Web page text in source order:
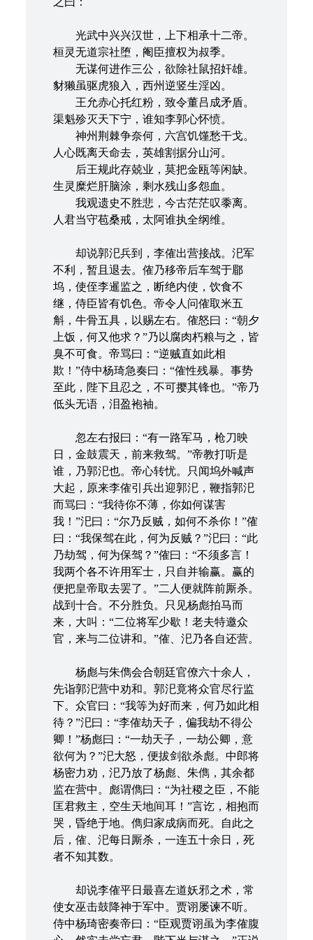
光武中兴兴汉世，上下相承十二帝。
桓灵无道宗社堕，阉臣擅权为叔季。
无谋何进作三公，欲除社鼠招奸雄。
豺獭虽驱虎狼入，西州逆竖生淫凶。
王允赤心托红粉，致令董吕成矛盾。
渠魁殄灭天下宁，谁知李郭心怀愤。
神州荆棘争奈何，六宫饥馑愁干戈。
人心既离天命去，英雄割据分山河。
后王规此存兢业，莫把金瓯等闲缺。
生灵糜烂肝脑涂，剩水残山多怨血。
我观遗史不胜悲，今古茫茫叹黍离。
人君当守苞桑戒，太阿谁执全纲维。
却说郭汜兵到，李傕出营接战。汜军
不利，暂且退去。傕乃移帝后车驾于郿
坞，使侄李暹监之，断绝内使，饮食不
继，侍臣皆有饥色。帝令人问傕取米五
斛，牛骨五具，以赐左右。傕怒曰：“朝夕
上饭，何又他求？”乃以腐肉朽粮与之，皆
臭不可食。帝骂曰：“逆贼直如此相
欺！”侍中杨琦急奏曰：“傕性残暴。事势
至此，陛下且忍之，不可撄其锋也。”帝乃
低头无语，泪盈袍袖。
忽左右报曰：“有一路军马，枪刀映
日，金鼓震天，前来救驾。”帝教打听是
谁，乃郭汜也。帝心转忧。只闻坞外喊声
大起，原来李傕引兵出迎郭汜，鞭指郭汜
而骂曰：“我待你不薄，你如何谋害
我！”汜曰：“尔乃反贼，如何不杀你！”傕
曰：“我保驾在此，何为反贼？”汜曰：“此
乃劫驾，何为保驾？”傕曰：“不须多言！
我两个各不许用军士，只自并输赢。赢的
便把皇帝取去罢了。”二人便就阵前厮杀。
战到十合。不分胜负。只见杨彪拍马而
来，大叫：“二位将军少歇！老夫特邀众
官，来与二位讲和。”傕、汜乃各自还营。
杨彪与朱儁会合朝廷官僚六十余人，
先诣郭汜营中劝和。郭汜竟将众官尽行监
下。众官曰：“我等为好而来，何乃如此相
待？”汜曰：“李傕劫天子，偏我劫不得公
卿！”杨彪曰：“一劫天子，一劫公卿，意
欲何为？”汜大怒，便拔剑欲杀彪。中郎将
杨密力劝，汜乃放了杨彪、朱儁，其余都
监在营中。彪谓儁曰：“为社稷之臣，不能
匡君救主，空生天地间耳！”言讫，相抱而
哭，昏绝于地。儁归家成病而死。自此之
后，傕、汜每日厮杀，一连五十余日，死
者不知其数。
却说李傕平日最喜左道妖邪之术，常
使女巫击鼓降神于军中。贾诩屡谏不听。
侍中杨琦密奏帝曰：“臣观贾诩虽为李傕腹